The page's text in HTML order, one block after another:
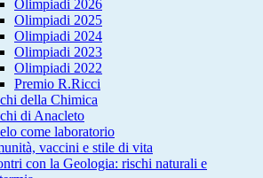
Olimpiadi 2026
Olimpiadi 2025
Olimpiadi 2024
Olimpiadi 2023
Olimpiadi 2022
Premio R.Ricci
della Chimica
di Anacleto
come laboratorio
vaccini e stile di vita
con la Geologia: rischi naturali e